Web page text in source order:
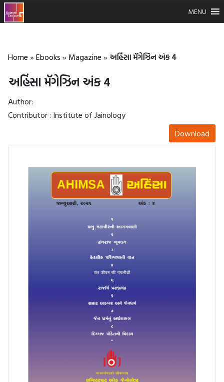
MENU
Home » Ebooks » Magazine » અહિંસા મૅગેઝિન અંક 4
અહિંસા મૅગેઝિન અંક 4
Author:
Contributor : Institute of Jainology
Download